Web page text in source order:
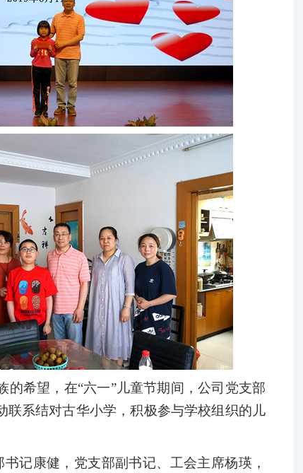
的希望，在“六一”儿童节期间，公司党支部
联系结对古华小学，积极参与学校组织的儿
记康健，党支部副书记、工会主席杨瑛，